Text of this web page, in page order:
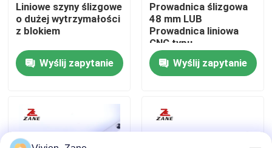
Aktualności
Wszystkie przypadki
Liniowy przewodnik
Liniowe szyny ślizgowe
o dużej wytrzymałości
z blokiem
Wyślij zapytanie
Prowadnica ślizgowa
48 mm LUB
Prowadnica liniowa
CNC typu
kwadratowego
GEH25CAWyślij zapytanie